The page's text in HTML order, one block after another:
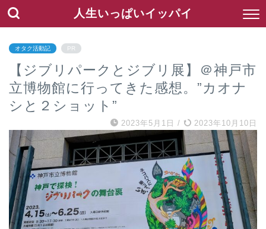
人生いっぱいイッパイ
オタク活動記 PR
【ジブリパークとジブリ展】＠神戸市
立博物館に行ってきた感想。”カオナ
シと２ショット”
2023年5月1日 / 2023年10月10日